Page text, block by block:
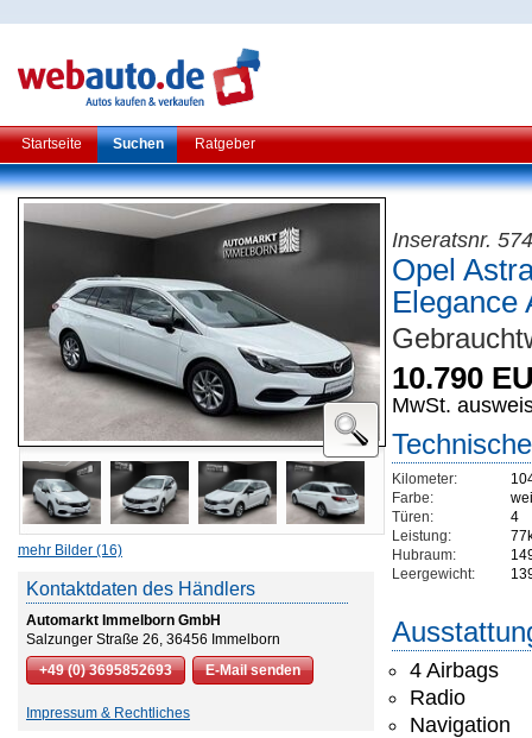
Startseite Suchen Ratgeber
mehr Bilder (16)
Kontaktdaten des Händlers
Automarkt Immelborn GmbH
Salzunger Straße 26, 36456 Immelborn
+49 (0) 3695852693
E-Mail senden
Impressum & Rechtliches
Inseratsnr. 574
Opel
Elegance
10.790
MwSt.
Kilometer:
Farbe:
Türen:
4
Leistung:
Hubraum:
Leergewicht:
4 Airbags
Radio
Navigation